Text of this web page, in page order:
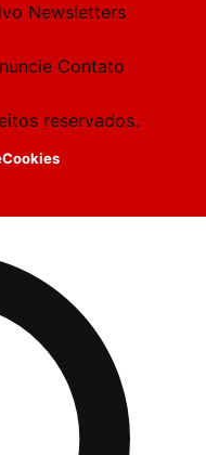
Newsletters
Contato
reservados.
Cookies